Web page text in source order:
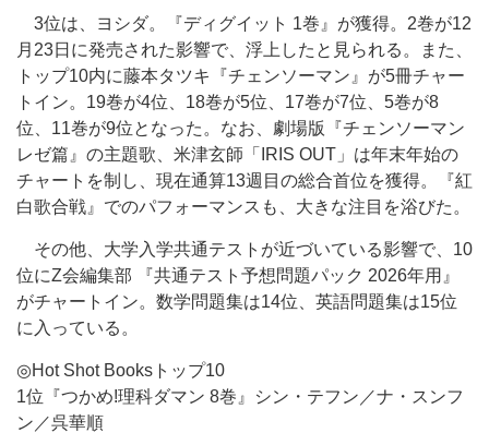
3位は、ヨシダ。『ディグイット 1巻』が獲得。2巻が12
月23日に発売された影響で、浮上したと見られる。また、
トップ10内に藤本タツキ『チェンソーマン』が5冊チャー
トイン。19巻が4位、18巻が5位、17巻が7位、5巻が8
位、11巻が9位となった。なお、劇場版『チェンソーマン
レゼ篇』の主題歌、米津玄師「IRIS OUT」は年末年始の
チャートを制し、現在通算13週目の総合首位を獲得。『紅
白歌合戦』でのパフォーマンスも、大きな注目を浴びた。
その他、大学入学共通テストが近づいている影響で、10
位にZ会編集部 『共通テスト予想問題パック 2026年用』
がチャートイン。数学問題集は14位、英語問題集は15位
に入っている。
◎Hot Shot Booksトップ10
1位『つかめ!理科ダマン 8巻』シン・テフン／ナ・スンフ
ン／呉華順